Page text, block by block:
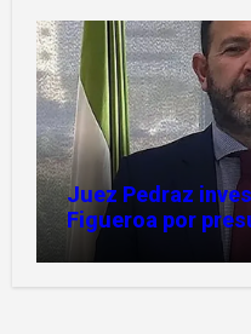
Tubos Reunidos
Juez Pedraz
Figueroa por
pieza SEPI